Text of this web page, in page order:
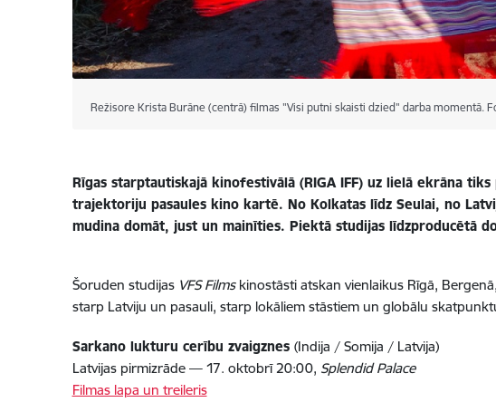
Režisore Krista Burāne (centrā) filmas "Visi putni skaisti dzied" darba momentā.
Rīgas starptautiskajā kinofestivālā (RIGA IFF) uz lielā ekrāna
trajektoriju pasaules kino kartē. No Kolkatas līdz Seulai, no
mudina domāt, just un mainīties. Piektā studijas līdzproducētā
Šoruden studijas VFS Filmskinostāsti atskan vienlaikus Rīgā,
starp Latviju un pasauli, starp lokāliem stāstiem un globālu
Sarkano lukturu cerību zvaigznes (Indija / Somija / Latvija)
Latvijas pirmizrāde — 17. oktobrī 20:00, Splendid Palace
Filmas lapa un treileris